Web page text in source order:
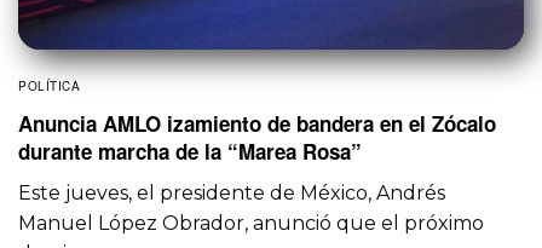
POLÍTICA
Anuncia AMLO izamiento de bandera en el Zócalo
durante marcha de la “Marea Rosa”
Este jueves, el presidente de México, Andrés
Manuel López Obrador, anunció que el próximo